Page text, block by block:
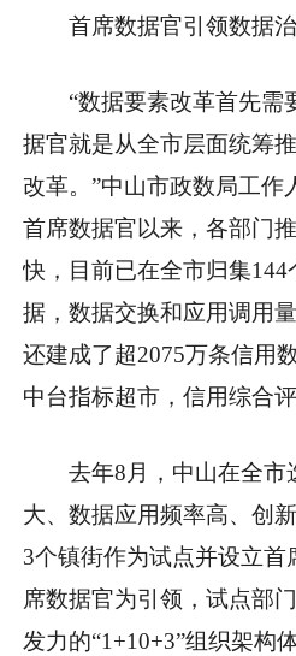
首席数据官引领数据
“数据要素改革首先需
据官就是从全市层面统筹
改革。”中山市政数局工作
首席数据官以来，各部门
快，目前已在全市归集
据，数据交换和应用调用
还建成了超2075万条信用
中台指标超市，信用综合
去年8月，中山在全市
大、数据应用频率高、创
3个镇街作为试点并设立
席数据官为引领，试点部
发力的“1+10+3”组织架构